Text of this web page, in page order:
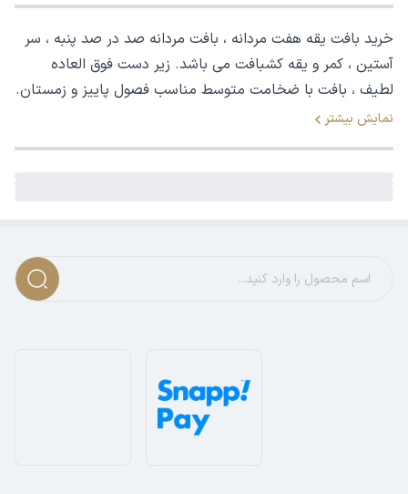
خرید بافت یقه هفت مردانه ، بافت مردانه صد در صد پنبه ، سر
آستین ، کمر و یقه کشبافت می باشد. زیر دست فوق العاده
لطیف ، بافت با ضخامت متوسط مناسب فصول پاییز و زمستان.
نمایش بیشتر